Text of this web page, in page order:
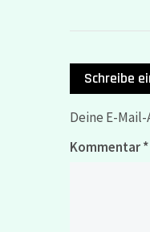
Schreibe
Deine E-
Kommentar*